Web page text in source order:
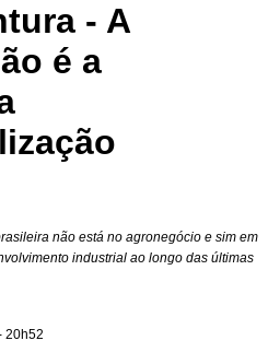
- A
é a
não está no agronegócio e sim em
industrial ao longo das últimas
20h52